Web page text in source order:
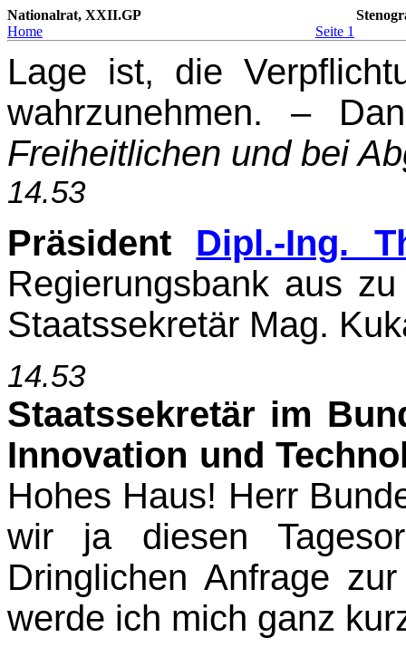
Nationalrat, XXII.GP
Home
Seite 1
Lage ist, die
wahrzunehmen. –
Freiheitlichen und bei
14.53
Präsident Dipl.-Ing.
Regierungsbank aus
Staatssekretär Mag.
14.53
Staatssekretär im
Innovation und
Hohes Haus! Herr
wir ja diesen
Dringlichen Anfrage
werde ich mich ganz